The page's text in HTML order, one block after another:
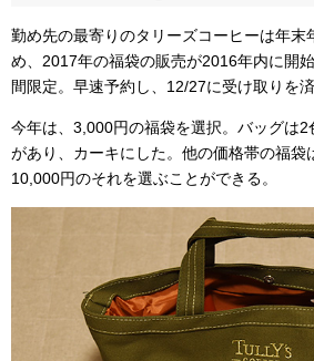
勤め先の最寄りのタリーズコーヒーは年末
め、2017年の福袋の販売が2016年内に開
間限定。早速予約し、12/27に受け取りを済
今年は、3,000円の福袋を選択。バッグは2
があり、カーキにした。他の価格帯の福袋
10,000円のそれを選ぶことができる。